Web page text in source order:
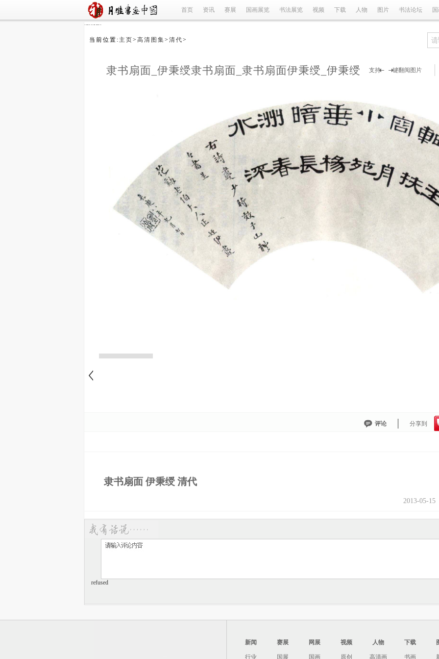
首页 资讯 赛展 国画展览 书法展览 视频 下载 人物 图片 书法论坛
refused
当前位置: 主页> 高清图集> 清代>
隶书扇面_伊秉绶隶书扇面_隶书扇面伊秉绶_伊秉绶 支持 键翻阅图片
分享到
评论
隶书扇面 伊秉绶 清代
2013-05-15
refused
新闻
行业
赛展
国展
网展
国画
视频
原创
人物
高清画
下载
书画